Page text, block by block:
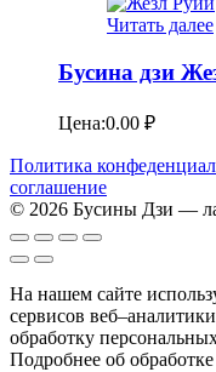
Читать далее
Бусина дзи
Цена:0.00 ₽
Политика
соглашение
© 2026 Бусины Дзи —
На нашем сайте
сервисов
обработку
Подробнее об